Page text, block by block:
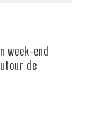
week-end
de